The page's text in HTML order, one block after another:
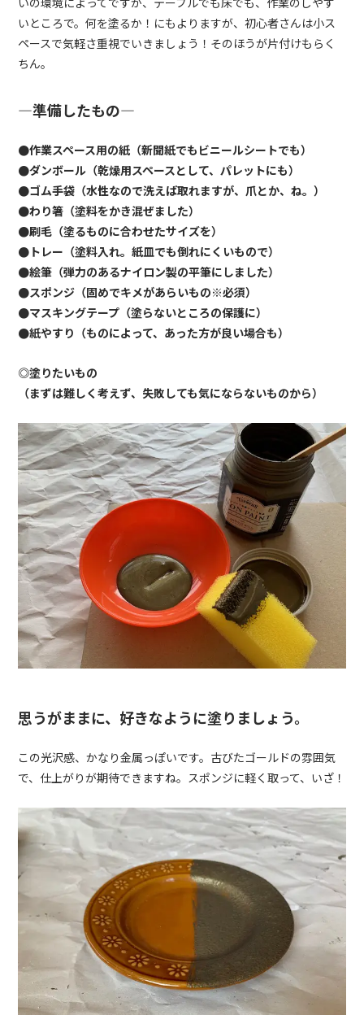
いところで。何を塗るか！にもよりますが、初心者さんは小ス
ペースで気軽さ重視でいきましょう！そのほうが片付けもらく
ちん。
—準備したもの—
●作業スペース用の紙（新聞紙でもビニールシートでも）
●ダンボール（乾燥用スペースとして、パレットにも）
●ゴム手袋（水性なので洗えば取れますが、爪とか、ね。）
●わり箸（塗料をかき混ぜました）
●刷毛（塗るものに合わせたサイズを）
●トレー（塗料入れ。紙皿でも倒れにくいもので）
●絵筆（弾力のあるナイロン製の平筆にしました）
●スポンジ（固めでキメがあらいもの※必須）
●マスキングテープ（塗らないところの保護に）
●紙やすり（ものによって、あった方が良い場合も）
◎塗りたいもの
（まずは難しく考えず、失敗しても気にならないものから）
思うがままに、好きなように塗りましょう。
この光沢感、かなり金属っぽいです。古びたゴールドの雰囲気
で、仕上がりが期待できますね。スポンジに軽く取って、いざ！